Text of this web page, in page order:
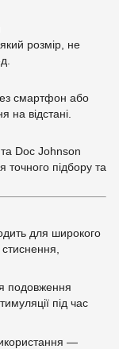
розмір, не
смартфон або
на відстані.
Doc Johnson
точного підбору та
для широкого
подовження
під час
—